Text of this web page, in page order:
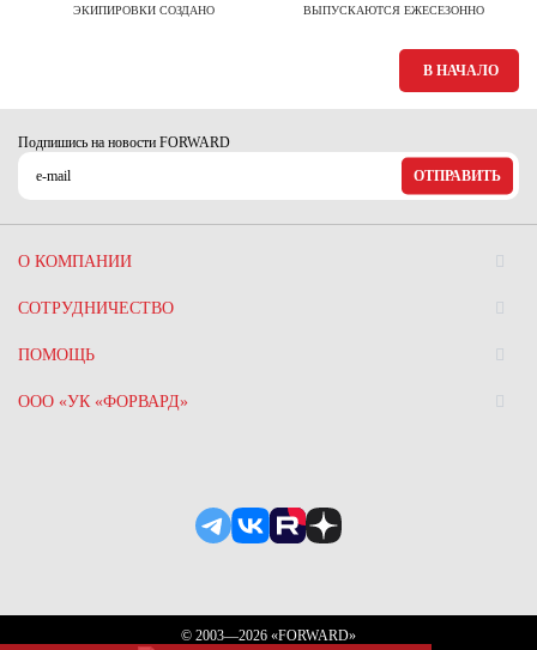
ЭКИПИРОВКИ СОЗДАНО
ВЫПУСКАЮТСЯ ЕЖЕСЕЗОННО
В НАЧАЛО
Подпишись на новости FORWARD
ОТПРАВИТЬ
О КОМПАНИИ
СОТРУДНИЧЕСТВО
ПОМОЩЬ
ООО «УК «ФОРВАРД»
© 2003—2026 «FORWARD»